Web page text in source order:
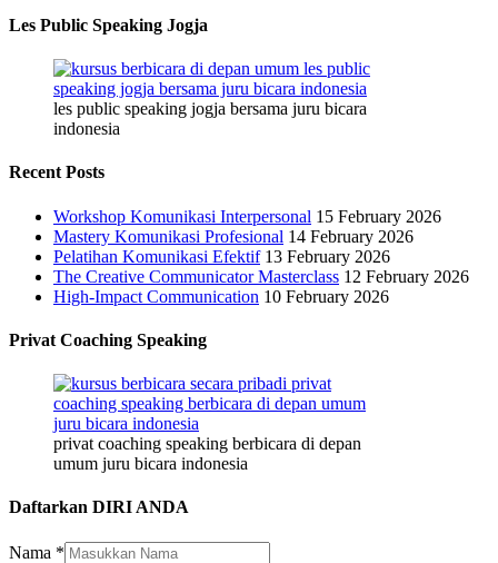
Les Public Speaking Jogja
les public speaking jogja bersama juru bicara
indonesia
Recent Posts
Workshop Komunikasi Interpersonal 15 February 2026
Mastery Komunikasi Profesional 14 February 2026
Pelatihan Komunikasi Efektif 13 February 2026
The Creative Communicator Masterclass 12 February 2026
High-Impact Communication 10 February 2026
Privat Coaching Speaking
privat coaching speaking berbicara di depan
umum juru bicara indonesia
Daftarkan DIRI ANDA
Nama *